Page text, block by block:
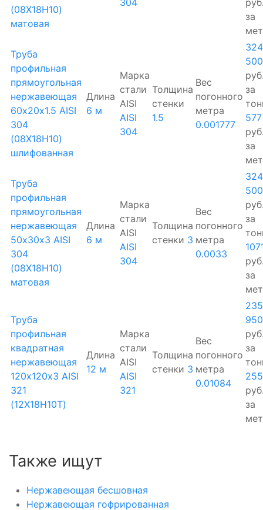
(08Х18Н10)
матовая
за
Труба
профильная
прямоугольная
нержавеющая
60х20х1.5 AISI
304
(08Х18Н10)
шлифованная
Длина
6 м
Марка
стали
AISI
AISI
304
Толщина
стенки
1.5
Вес
погонного
метра
0.001777
324
500
за
577
за
Труба
профильная
прямоугольная
нержавеющая
50х30х3 AISI
304
(08Х18Н10)
матовая
Длина
6 м
Марка
стали
AISI
AISI
304
Толщина
стенки 3
Вес
погонного
метра
0.0033
324
500
за
за
Труба
профильная
квадратная
нержавеющая
120х120х3 AISI
321
(12Х18Н10Т)
Длина
12 м
Марка
стали
AISI
AISI
321
Толщина
стенки 3
Вес
погонного
метра
0.01084
235
950
за
за
Также ищут
Нержавеющая бесшовная
Нержавеющая гофрированная